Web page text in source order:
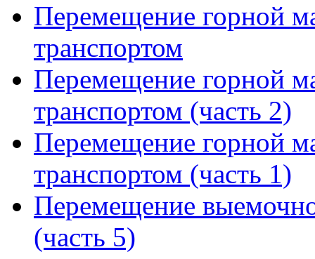
Перемещение горной
транспортом
Перемещение горной
транспортом (часть 2)
Перемещение горной
транспортом (часть 1)
Перемещение
(часть 5)